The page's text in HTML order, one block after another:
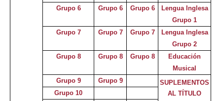
Grupo 6
Grupo 6 Grupo 6
Lengua Inglesa
Grupo 1
Grupo 7
Grupo 7 Grupo 7
Lengua Inglesa
Grupo 2
Grupo 8
Grupo 8 Grupo 8
Educación
Musical
Grupo 9
Grupo 9
SUPLEMENTOS
AL TÍTULO
Grupo 10